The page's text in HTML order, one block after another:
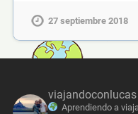
27 septiembre 2018
viajandoconlucas
Aprendiendo a